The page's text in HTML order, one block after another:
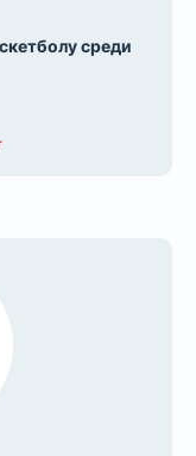
среди